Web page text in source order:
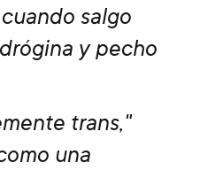
salgo
y pecho
trans,"
una